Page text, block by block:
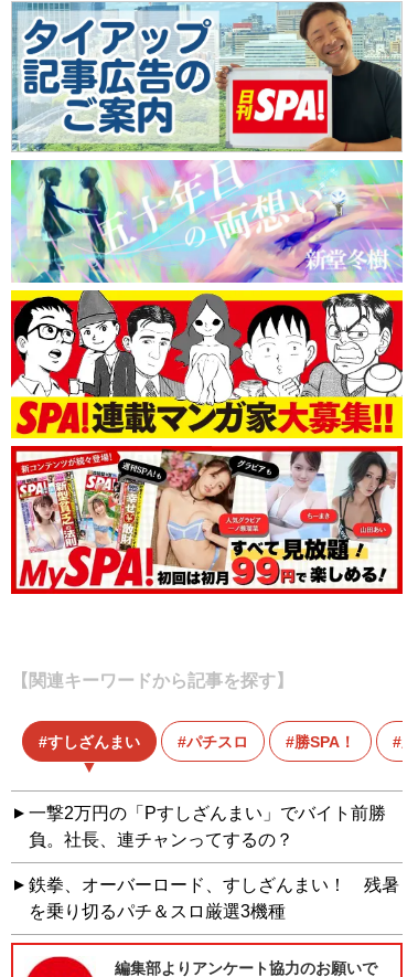
【関連キーワードから記事を探す】
すしざんまい パチスロ 勝SPA！
一撃2万円の「Pすしざんまい」でバイト前勝
負。社長、連チャンってするの？
鉄拳、オーバーロード、すしざんまい！ 残暑
を乗り切るパチ＆スロ厳選3機種